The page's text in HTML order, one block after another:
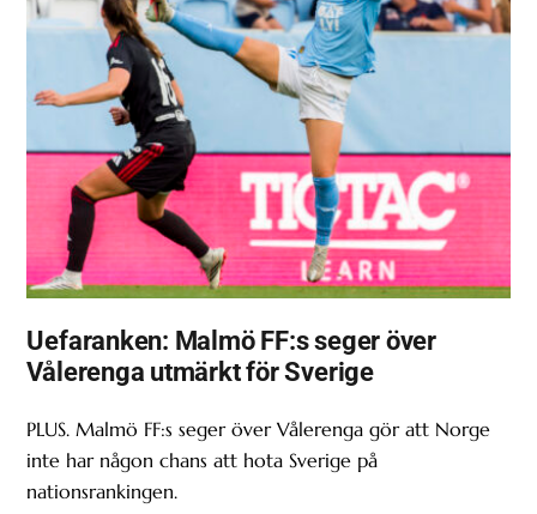
Uefaranken: Malmö FF:s seger över
Vålerenga utmärkt för Sverige
PLUS. Malmö FF:s seger över Vålerenga gör att Norge
inte har någon chans att hota Sverige på
nationsrankingen.